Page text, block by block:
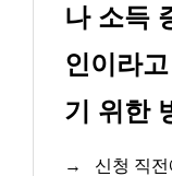
나 소득
인이라
기 위한
→
신청 직